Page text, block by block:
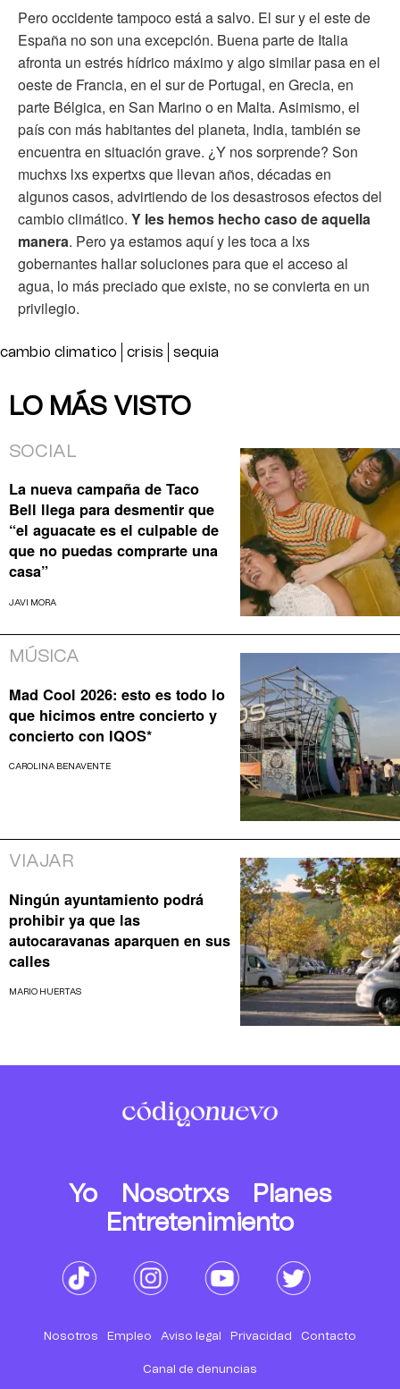
Pero occidente tampoco está a salvo. El sur y el este de
España no son una excepción. Buena parte de Italia
afronta un estrés hídrico máximo y algo similar pasa en el
oeste de Francia, en el sur de Portugal, en Grecia, en
parte Bélgica, en San Marino o en Malta. Asimismo, el
país con más habitantes del planeta, India, también se
encuentra en situación grave. ¿Y nos sorprende? Son
muchxs lxs expertxs que llevan años, décadas en
algunos casos, advirtiendo de los desastrosos efectos del
cambio climático. Y les hemos hecho caso de aquella
manera. Pero ya estamos aquí y les toca a lxs
gobernantes hallar soluciones para que el acceso al
agua, lo más preciado que existe, no se convierta en un
privilegio.
cambio climatico crisis sequia
LO MÁS VISTO
SOCIAL
La nueva campaña de Taco
Bell llega para desmentir que
“el aguacate es el culpable de
que no puedas comprarte una
casa”
JAVI MORA
MÚSICA
Mad Cool 2026: esto es todo lo
que hicimos entre concierto y
concierto con IQOS*
CAROLINA BENAVENTE
VIAJAR
Ningún ayuntamiento podrá
prohibir ya que las
autocaravanas aparquen en sus
calles
MARIO HUERTAS
Yo Nosotrxs
Planes
Entretenimiento
Nosotros Empleo Aviso legal Privacidad Contacto
Canal de denuncias